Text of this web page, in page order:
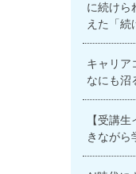
に続けら
えた「続
キャリア
なにも沼
【受講
きながら